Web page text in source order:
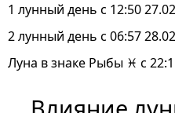
1 лунный день с 12:50
2 лунный день с 06:57
Луна в знаке Рыбы ♓ с